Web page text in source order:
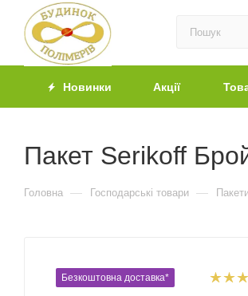
Новинки Акції
Пакет Serikoff
Головна — Господарські товари —
Безкоштовна доставка*